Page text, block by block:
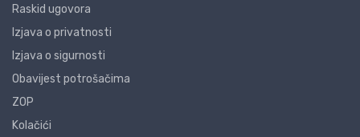
Raskid ugovora
Izjava o privatnosti
Izjava o sigurnosti
Obavijest potrošačima
ZOP
Kolačići